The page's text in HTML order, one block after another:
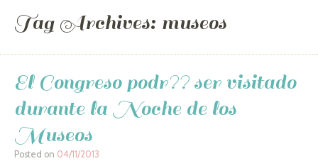
Tag Archives: museos
El Congreso podr?? ser visitado
durante la Noche de los
Museos
Posted on 04/11/2013